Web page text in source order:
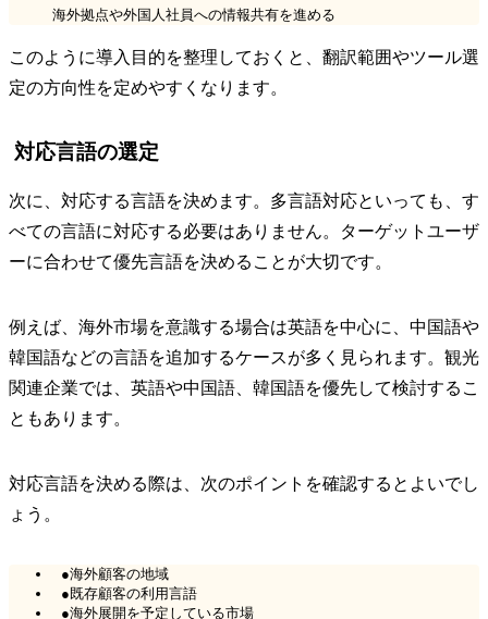
海外拠点や外国人社員への情報共有を進める
このように導入目的を整理しておくと、翻訳範囲やツール選
定の方向性を定めやすくなります。
対応言語の選定
次に、対応する言語を決めます。多言語対応といっても、す
べての言語に対応する必要はありません。ターゲットユーザ
ーに合わせて優先言語を決めることが大切です。
例えば、海外市場を意識する場合は英語を中心に、中国語や
韓国語などの言語を追加するケースが多く見られます。観光
関連企業では、英語や中国語、韓国語を優先して検討するこ
ともあります。
対応言語を決める際は、次のポイントを確認するとよいでし
ょう。
●海外顧客の地域
●既存顧客の利用言語
●海外展開を予定している市場